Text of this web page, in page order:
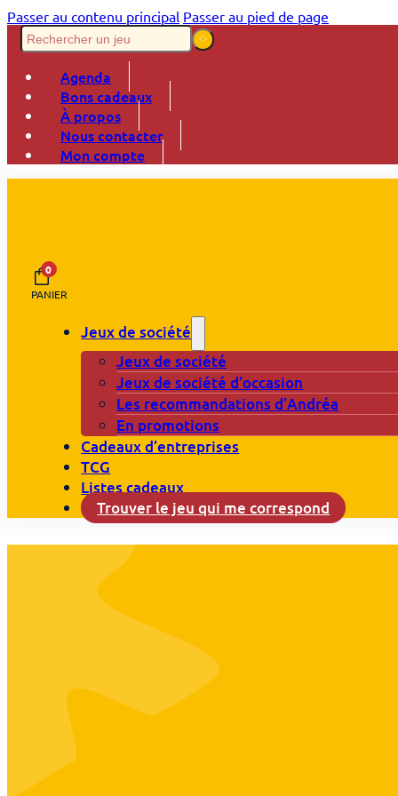
Passer au contenu principal Passer au pied de page
Agenda
Bons cadeaux
À propos
Nous contacter
Mon compte
0
PANIER
Jeux de société
Jeux de société
Jeux de société d’occasion
Les recommandations d’Andréa
En promotions
Cadeaux d’entreprises
TCG
Listes cadeaux
Trouver le jeu qui me correspond